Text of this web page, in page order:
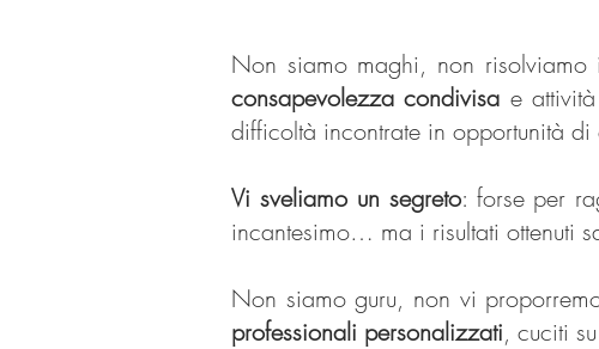
Non siamo maghi, non
consapevolezza condivisa e
difficoltà incontrate in opportunità di
Vi sveliamo un segreto: forse per
incantesimo… ma i risultati ottenuti
Non siamo guru, non vi
professionali personalizzati, cuciti